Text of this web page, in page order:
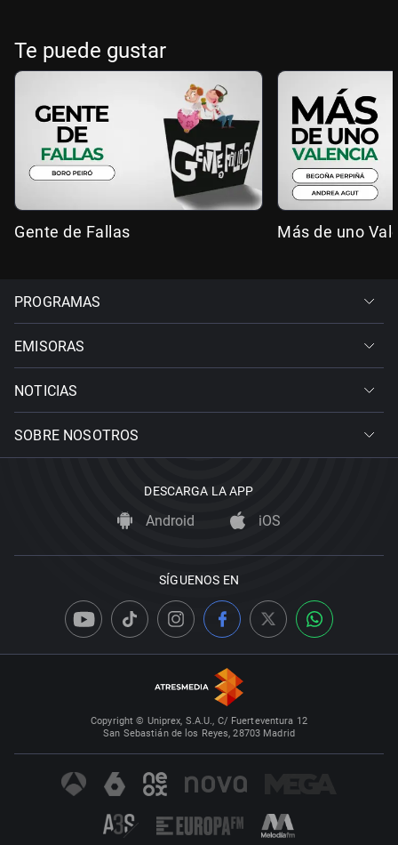
Te puede gustar
Gente de Fallas Más de uno
PROGRAMAS
EMISORAS
NOTICIAS
SOBRE NOSOTROS
DESCARGA LA APP
Android iOS
SÍGUENOS EN
Copyright © Uniprex, S.A.U., C/ Fuerteventura 12
San Sebastián de los Reyes, 28703 Madrid